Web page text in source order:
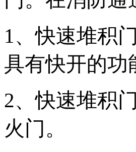
1、快速堆积
具有快开的功
2、快速堆积
火门。